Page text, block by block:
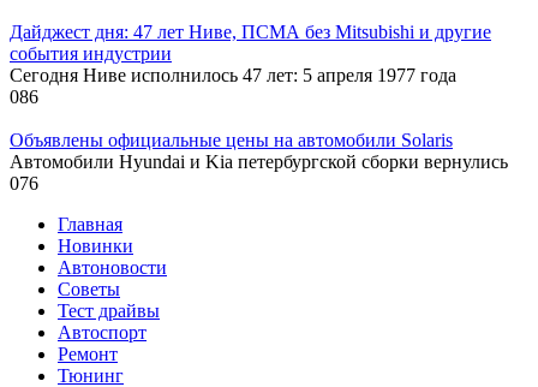
Дайджест дня: 47 лет Ниве, ПСМА без Mitsubishi и другие
события индустрии
Сегодня Ниве исполнилось 47 лет: 5 апреля 1977 года
086
Объявлены официальные цены на автомобили Solaris
Автомобили Hyundai и Kia петербургской сборки вернулись
076
Главная
Новинки
Автоновости
Советы
Тест драйвы
Автоспорт
Ремонт
Тюнинг